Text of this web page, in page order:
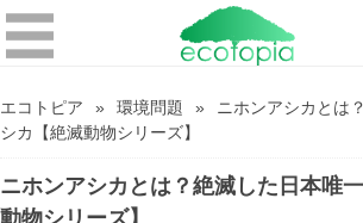
エコトピア 環境問題
ニホンアシカとは
シカ【絶滅動物シリーズ】
ニホンアシカとは？絶滅した日本唯
動物シリーズ】